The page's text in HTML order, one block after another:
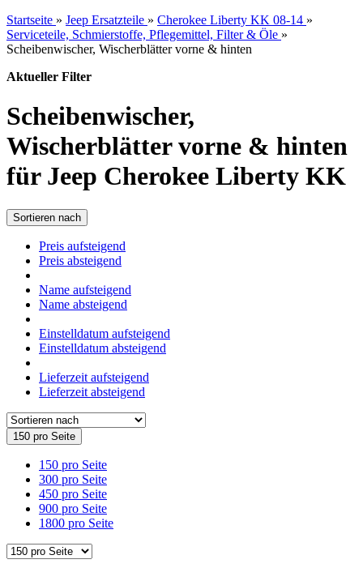
Startseite » Jeep Ersatzteile » Cherokee Liberty KK 08-14 »
Serviceteile, Schmierstoffe, Pflegemittel, Filter & Öle »
Scheibenwischer, Wischerblätter vorne & hinten
Aktueller Filter
Scheibenwischer,
Wischerblätter vorne & hinten
für Jeep Cherokee Liberty KK
Sortieren nach
Preis aufsteigend
Preis absteigend
Name aufsteigend
Name absteigend
Einstelldatum aufsteigend
Einstelldatum absteigend
Lieferzeit aufsteigend
Lieferzeit absteigend
150 pro Seite
150 pro Seite
300 pro Seite
450 pro Seite
900 pro Seite
1800 pro Seite